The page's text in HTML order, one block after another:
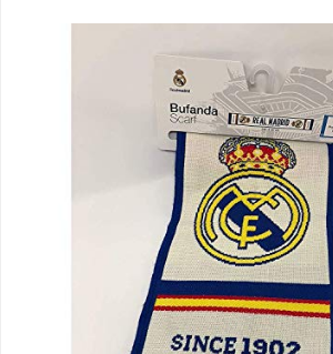
garantissant
Pourquoi choisir cette
Que ce soit pour une soirée match, un
compléter votre collection, cette écharpe est
design soigné et ses matériaux de qualité
partout pour soutenir votre équipe favorite.